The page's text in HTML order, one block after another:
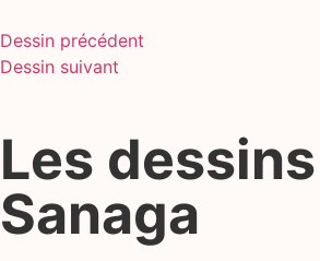
Dessin précédent
Dessin suivant
Les
Sanaga